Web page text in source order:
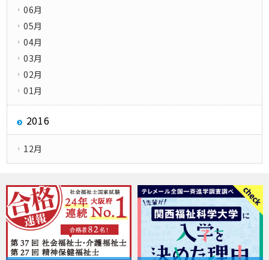
06月
05月
04月
03月
02月
01月
2016
12月